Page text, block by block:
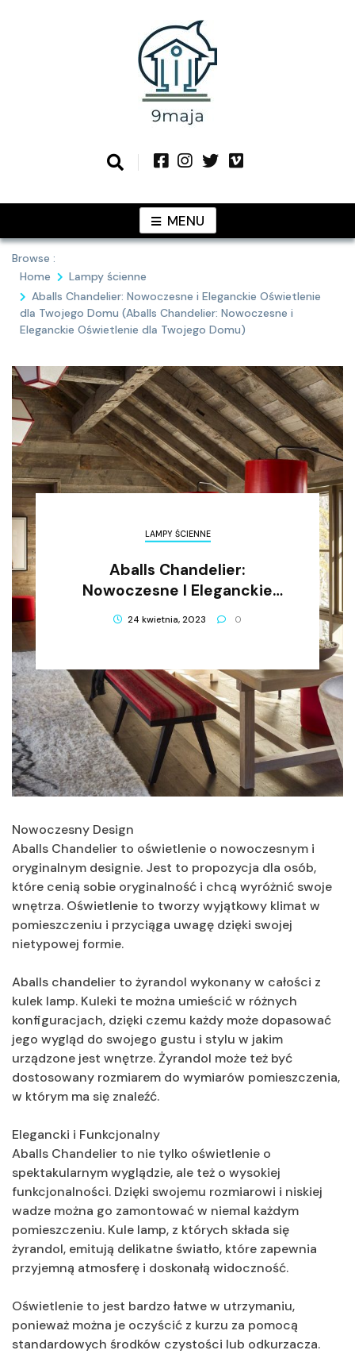
9MAJApomysłami
MENU
Browse :
Home
Lampy ścienne
Aballs Chandelier: Nowoczesne i Eleganckie Oświetlenie
dla Twojego Domu (Aballs Chandelier: Nowoczesne i
Eleganckie Oświetlenie dla Twojego Domu)
LAMPY ŚCIENNE
Aballs Chandelier:
Nowoczesne I Eleganckie
Oświetlenie Dla Twojego
Oświetlenie Dla Twojego
Domu)
24 kwietnia, 2023 0
Nowoczesny Design
Aballs Chandelier to oświetlenie o nowoczesnym i
oryginalnym designie. Jest to propozycja dla osób,
które cenią sobie oryginalność i chcą wyróżnić swoje
wnętrza. Oświetlenie to tworzy wyjątkowy klimat w
pomieszczeniu i przyciąga uwagę dzięki swojej
nietypowej formie.
Aballs chandelier to żyrandol wykonany w całości z
kulek lamp. Kuleki te można umieścić w różnych
konfiguracjach, dzięki czemu każdy może dopasować
jego wygląd do swojego gustu i stylu w jakim
urządzone jest wnętrze. Żyrandol może też być
dostosowany rozmiarem do wymiarów pomieszczenia,
w którym ma się znaleźć.
Elegancki i Funkcjonalny
Aballs Chandelier to nie tylko oświetlenie o
spektakularnym wyglądzie, ale też o wysokiej
funkcjonalności. Dzięki swojemu rozmiarowi i niskiej
wadze można go zamontować w niemal każdym
pomieszczeniu. Kule lamp, z których składa się
żyrandol, emitują delikatne światło, które zapewnia
przyjemną atmosferę i doskonałą widoczność.
Oświetlenie to jest bardzo łatwe w utrzymaniu,
ponieważ można je oczyścić z kurzu za pomocą
standardowych środków czystości lub odkurzacza.